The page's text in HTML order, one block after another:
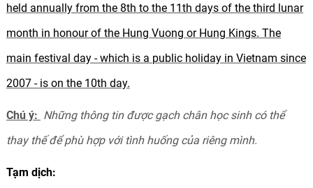
held annually from the 8th to the 11th days of the third lunar
month in honour of the Hung Vuong or Hung Kings. The
main festival day - which is a public holiday in Vietnam since
2007 - is on the 10th day.
Chú ý: Những thông tin được gạch chân học sinh có thể
thay thế để phù hợp với tình huống của riêng mình.
Tạm dịch: